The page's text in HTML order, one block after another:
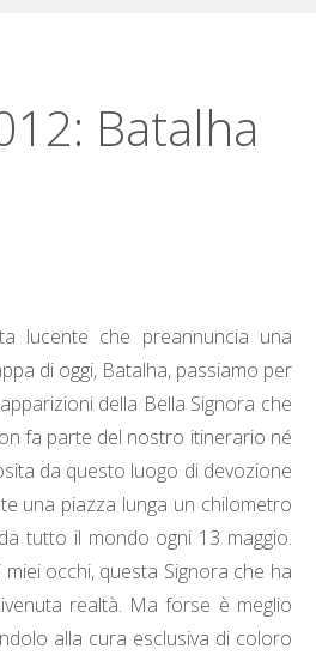
Batalha
lucente che preannuncia una
di oggi, Batalha, passiamo per
della Bella Signora che
fa parte del nostro itinerario né
da questo luogo di devozione
una piazza lunga un chilometro
tutto il mondo ogni 13 maggio.
occhi, questa Signora che ha
realtà. Ma forse è meglio
alla cura esclusiva di coloro